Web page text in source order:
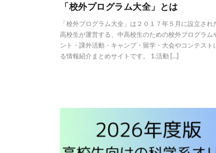
「校外プログラム大全」とは
「校外プログラム大全」は２０１７年５月に設立され
高校生が運営する、中高校生のための校外プログラム
ント・課外活動・キャンプ・留学・大会やコンテスト
る情報紹介まとめサイトです。 1.活動 […]